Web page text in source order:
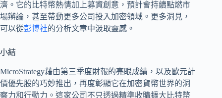
濟。它的比特幣熱情加上募資創意，預計會持續點燃市
場辯論，甚至帶動更多公司投入加密領域。更多洞見，
可以從彭博社的分析文章中汲取靈感。
小結
MicroStrategy藉由第三季度財報的亮眼成績，以及歐元計
價優先股的巧妙推出，再度彰顯它在加密貨幣世界的洞
察力和行動力。這家公司不只透過精準收購擴大比特幣